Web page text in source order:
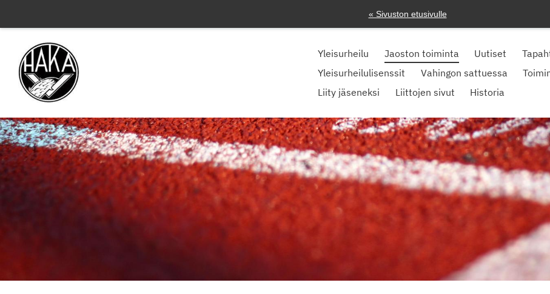
sivun
sisältöön
« Sivuston etusivulle
Valkeakosken Haka
Yleisurheilu Jaoston toiminta Uutiset
Yleisurheilulisenssit
Vahingon sattuessa
Liity jäseneksi
Liittojen sivut Historia